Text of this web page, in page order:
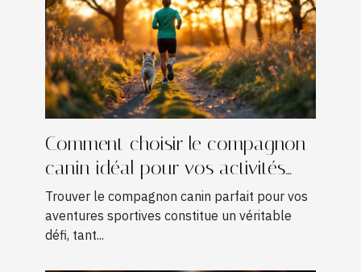
Comment choisir le compagnon
canin idéal pour vos activités
sportives ?
Trouver le compagnon canin parfait pour vos
aventures sportives constitue un véritable
défi, tant...